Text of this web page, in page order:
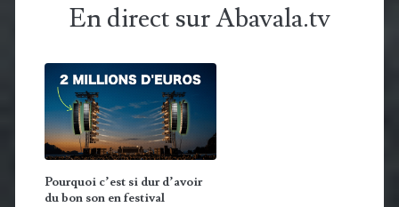
En direct sur Abavala.tv
Pourquoi c’est si dur d’avoir
du bon son en festival